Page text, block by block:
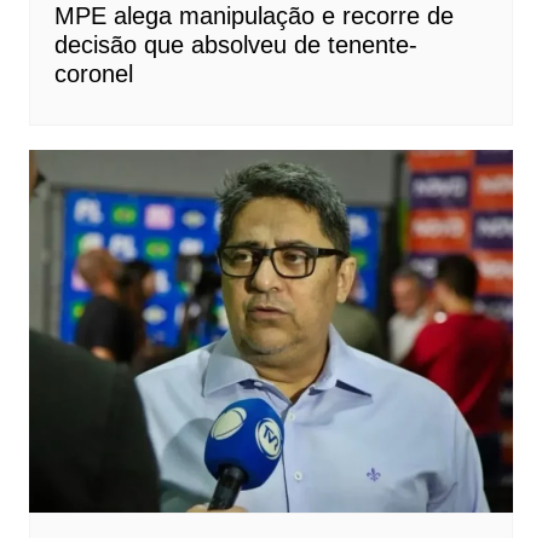
MPE alega manipulação e recorre de
decisão que absolveu de tenente-
coronel